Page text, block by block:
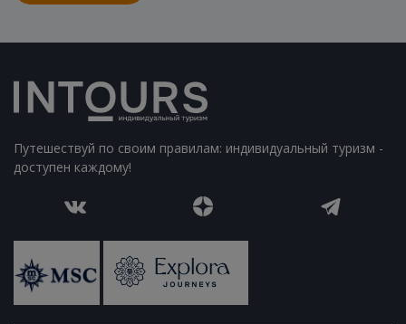
Путешествуй по своим правилам: индивидуальный туризм -
доступен каждому!